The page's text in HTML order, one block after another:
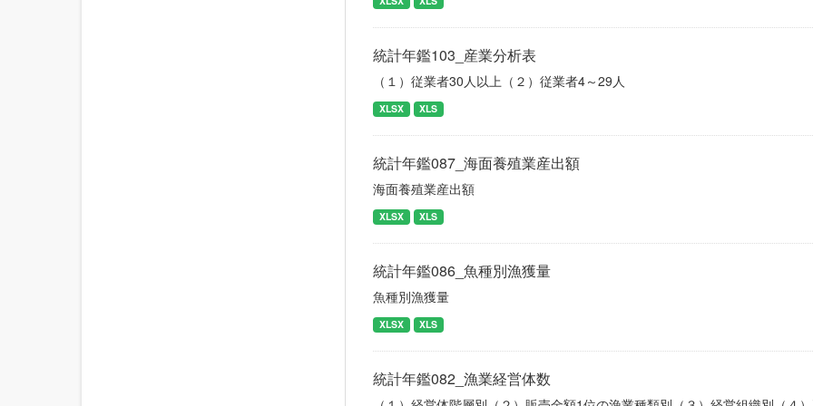
統計年鑑103_産業分析表
（１）従業者30人以上（２）従業者4～29人
XLSX XLS
統計年鑑087_海面養殖業産出額
海面養殖業産出額
XLSX XLS
統計年鑑086_魚種別漁獲量
魚種別漁獲量
XLSX XLS
統計年鑑082_漁業経営体数